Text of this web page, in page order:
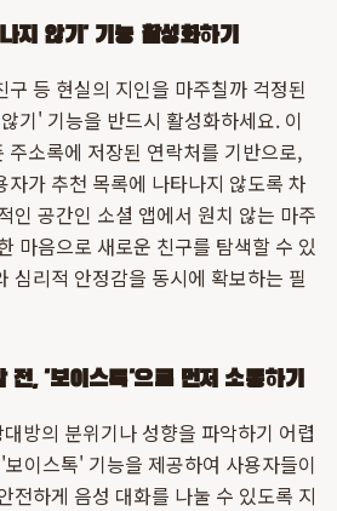
지 않기' 기능 활성화하기
등 현실의 지인을 마주칠까 걱정된
기' 기능을 반드시 활성화하세요. 이
주소록에 저장된 연락처를 기반으로,
자가 추천 목록에 나타나지 않도록 차
인 공간인 소셜 앱에서 원치 않는 마주
마음으로 새로운 친구를 탐색할 수 있
심리적 안정감을 동시에 확보하는 필
, '보이스톡'으로 먼저 소통하기
방의 분위기나 성향을 파악하기 어렵
이스톡' 기능을 제공하여 사용자들이
전하게 음성 대화를 나눌 수 있도록 지